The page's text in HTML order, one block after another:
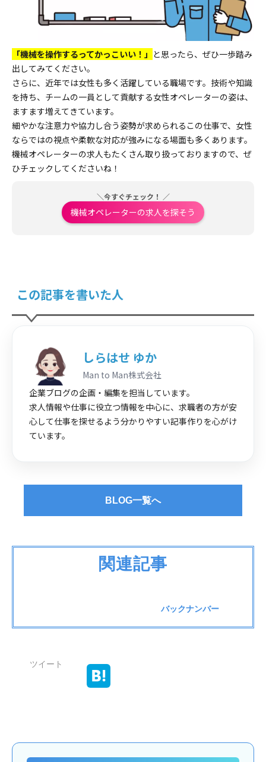
「機械を操作するってかっこいい！」 と思ったら、ぜひ一歩踏み
出してみてください。
さらに、近年では女性も多く活躍している職場です。技術や知識
を持ち、チームの一員として貢献する女性オペレーターの姿は、
ますます増えてきています。
細やかな注意力や協力し合う姿勢が求められるこの仕事で、女性
ならではの視点や柔軟な対応が強みになる場面も多くあります。
機械オペレーターの求人もたくさん取り扱っておりますので、ぜ
ひチェックしてくださいね！
＼今すぐチェック！ ／
機械オペレーターの求人を探そう
この記事を書いた人
しらはせ ゆか
Man to Man株式会社
企業ブログの企画・編集を担当しています。
求人情報や仕事に役立つ情報を中心に、求職者の方が安
心して仕事を探せるよう分かりやすい記事作りを心がけ
ています。
BLOG一覧へ
関連記事
バックナンバー
ツイート